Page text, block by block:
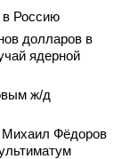
в Россию
долларов в
ядерной
ж/д
Фёдоров